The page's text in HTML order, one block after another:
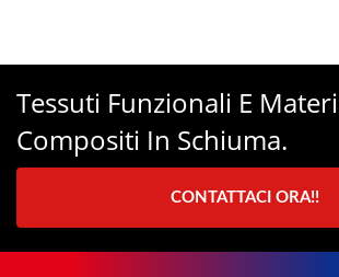
Tessuti Funzionali E
Compositi In Schiuma.
CONTATTACI ORA!!